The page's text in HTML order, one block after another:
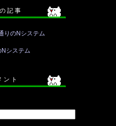
記 事
りのNシステム
システム
ン ト